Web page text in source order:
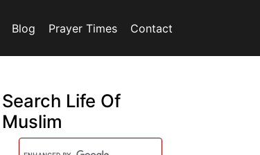
Blog Prayer Times Contact
Search Life Of
Muslim